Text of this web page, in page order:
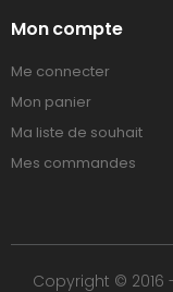
Mon compte
Me connecter
Mon panier
Ma liste de souhait
Mes commandes
Copyright © 2016